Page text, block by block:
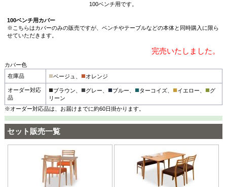
100ベンチ用です。
100ベンチ用カバー
※こちらはカバーのみの販売ですが、ベンチやテーブルなどの本体と同時購入に限ら
せていただきます。
完売いたしました。
カバー色
在庫品
■ベージュ、 ■オレンジ
オーダー対応
品
■ブラウン、 ■グレー、 ■ブルー、 ■ターコイズ、 ■イエロー、 ■グ
リーン
※オーダー対応品は、お届けまでに約60日掛かります。
セット販売一覧